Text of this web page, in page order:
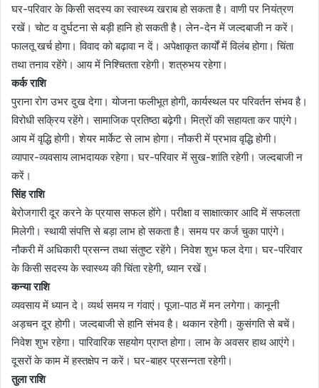
घर-परिवार के किसी सदस्य का स्वास्थ्य खराब हो सकता है। वाणी पर नियंत्रण
रखें। चोट व दुर्घटना से बड़ी हानि हो सकती है। लेन-देन में जल्दबाजी न करें।
फालतू खर्च होगा। विवाद को बढ़ावा न दें। अपेक्षाकृत कार्यों में विलंब होगा। चिंता
तथा तनाव रहेंगे। आय में निश्चितता रहेगी। शत्रुभय रहेगा।
कर्क राशि
पुराना रोग उभर दुख देगा। योजना फलीभूत होगी, कार्यस्थल पर परिवर्तन संभव है।
विरोधी सक्रिय रहेंगे। सामाजिक प्रतिष्ठा बढ़ेगी। मित्रों की सहायता कर पाएंगे।
आय में वृद्धि होगी। शेयर मार्केट से लाभ होगा। नौकरी में प्रभाव वृद्धि होगी।
व्यापार-व्यवसाय लाभदायक रहेगा। घर-परिवार में सुख-शांति रहेगी। जल्दबाजी न
करें।
सिंह राशि
बेरोजगारी दूर करने के प्रयास सफल होंगे। परीक्षा व साक्षात्कार आदि में सफलता
मिलेगी। स्थायी संपत्ति से बड़ा लाभ हो सकता है। समय पर कर्ज चुका पाएंगे।
नौकरी में अधिकारी प्रसन्न तथा संतुष्ट रहेंगे। निवेश शुभ फल देगा। घर-परिवार
के किसी सदस्य के स्वास्थ्य की चिंता रहेगी, ध्यान रखें।
कन्या राशि
व्यवसाय में ध्यान दे। व्यर्थ समय न गंवाएं। पूजा-पाठ में मन लगेगा। कानूनी
अड़चन दूर होगी। जल्दबाजी से हानि संभव है। थकान रहेगी। कुसंगति से बचें।
निवेश शुभ रहेगा। पारिवारिक सहयोग प्राप्त होगा। लाभ के अवसर हाथ आएंगे।
दूसरों के काम में हस्तक्षेप न करें। घर-बाहर प्रसन्नता रहेगी।
तुला राशि